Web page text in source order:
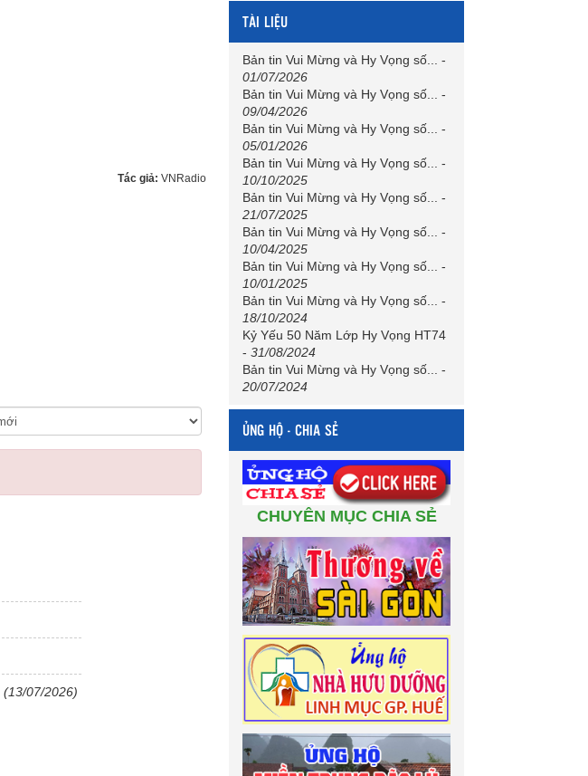
Tác giả: VNRadio
(13/07/2026)
TÀI LIỆU
Bản tin Vui Mừng và Hy Vọng số...
-
01/07/2026
Bản tin Vui Mừng và Hy Vọng số...
-
09/04/2026
Bản tin Vui Mừng và Hy Vọng số...
-
05/01/2026
Bản tin Vui Mừng và Hy Vọng số...
-
10/10/2025
Bản tin Vui Mừng và Hy Vọng số...
-
21/07/2025
Bản tin Vui Mừng và Hy Vọng số...
-
10/04/2025
Bản tin Vui Mừng và Hy Vọng số...
-
10/01/2025
Bản tin Vui Mừng và Hy Vọng số...
-
18/10/2024
Kỷ Yếu 50 Năm Lớp Hy Vọng HT74
- 31/08/2024
Bản tin Vui Mừng và Hy Vọng số...
-
20/07/2024
ỦNG HỘ - CHIA SẺ
CHUYÊN MỤC CHIA SẺ